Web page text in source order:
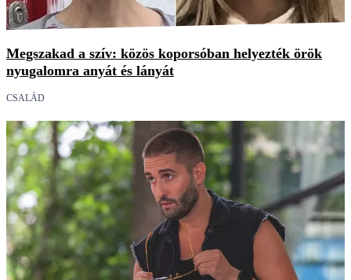
Megszakad a szív: közös koporsóban helyezték örök
nyugalomra anyát és lányát
CSALÁD